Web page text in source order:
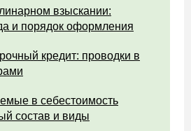
взыскании:
и порядок оформления
кредит: проводки в
в себестоимость
состав и виды